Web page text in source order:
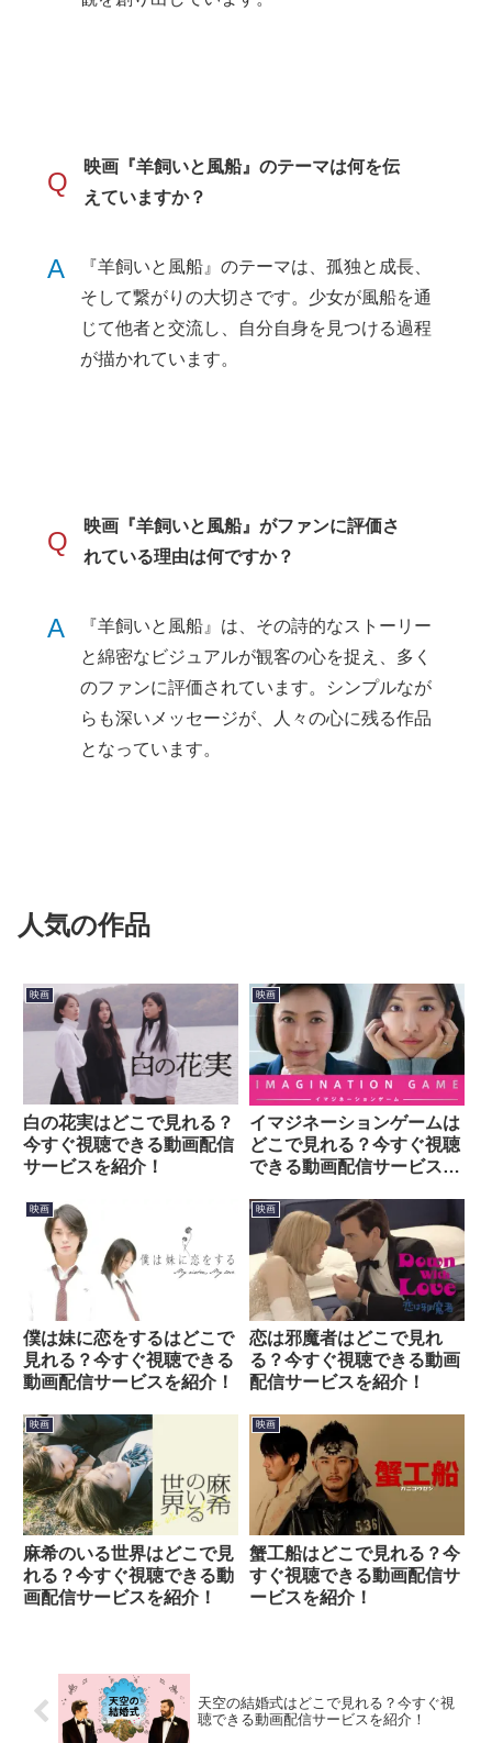
Q
映画『羊飼いと風船』のテーマは何を伝
えていますか？
A
『羊飼いと風船』のテーマは、孤独と成長、
そして繋がりの大切さです。少女が風船を通
じて他者と交流し、自分自身を見つける過程
が描かれています。
Q
映画『羊飼いと風船』がファンに評価さ
れている理由は何ですか？
A
『羊飼いと風船』は、その詩的なストーリー
と綿密なビジュアルが観客の心を捉え、多く
のファンに評価されています。シンプルなが
らも深いメッセージが、人々の心に残る作品
となっています。
人気の作品
映画
白の花実はどこで見れる？
今すぐ視聴できる動画配信
サービスを紹介！
映画
イマジネーションゲームは
どこで見れる？今すぐ視聴
できる動画配信サービスを
映画
僕は妹に恋をするはどこで
見れる？今すぐ視聴できる
動画配信サービスを紹介！
映画
恋は邪魔者はどこで見れ
る？今すぐ視聴できる動画
配信サービスを紹介！
映画
麻希のいる世界はどこで見
れる？今すぐ視聴できる動
画配信サービスを紹介！
映画
蟹工船はどこで見れる？今
すぐ視聴できる動画配信サ
ービスを紹介！
天空の結婚式はどこで見れる？今すぐ視
聴できる動画配信サービスを紹介！